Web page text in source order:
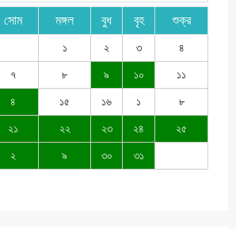
সোম মঙ্গল বুধ বৃহ শুক্র
১ ২ ৩ ৪
৭ ৮ ৯ ১০ ১১
৪ ১৫ ১৬ ১ ৮
২১ ২২ ২৩ ২৪ ২৫
২ ৯ ৩০ ৩১